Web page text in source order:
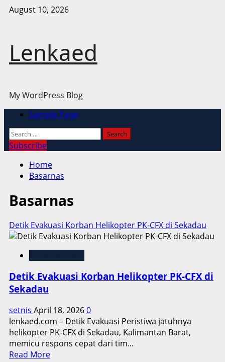
Skip
August 10, 2026
Lenkaed
My WordPress Blog
PrimarySample Page
Search
for:
Subscribe
Home
Basarnas
Basarnas
Detik Evakuasi Korban Helikopter PK-CFX di Sekadau
Detik Evakuasi Korban Helikopter PK-CFX di
Sekadau
setnis April 18, 20260
lenkaed.com – Detik Evakuasi Peristiwa jatuhnya
helikopter PK-CFX di Sekadau, Kalimantan Barat,
memicu respons cepat dari tim...
Read MoreRead